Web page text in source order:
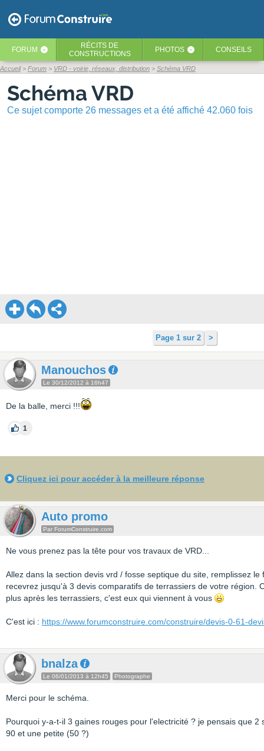
FORUM ‹ RÉCITS DE
CONSTRUCTIONS
PHOTOS ‹ CONSEILS
Accueil Forum VRD - voirie, réseaux, distribution Schéma VRD
Schéma VRD
Ce sujet comporte 26 messages et a été affiché 42.060 fois
Page 1 sur 2 >
Manouchos
Le 30/12/2012 à 16h47
De la balle, merci !!!
1
Cliquez ici pour accéder à la meilleure réponse
Auto promo
Par ForumConstruire.com
Ne vous prenez pas la tête pour vos travaux de VRD...
Allez dans la section devis vrd / fosse septique du site, remplissez le
recevrez jusqu'à 3 devis comparatifs de terrassiers de votre région.
plus après les terrassiers, c'est eux qui viennent à vous
C'est ici : https://www.forumconstruire.com/construire/devis-0-61-
bnalza
Le 06/01/2013 à 12h45 Photographe
Merci pour le schéma.
Pourquoi y-a-t-il 3 gaines rouges pour l'electricité ? je pensais que 2
90 et une petite (50 ?)